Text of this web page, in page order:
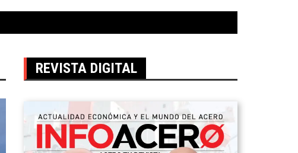
REVISTA DIGITAL